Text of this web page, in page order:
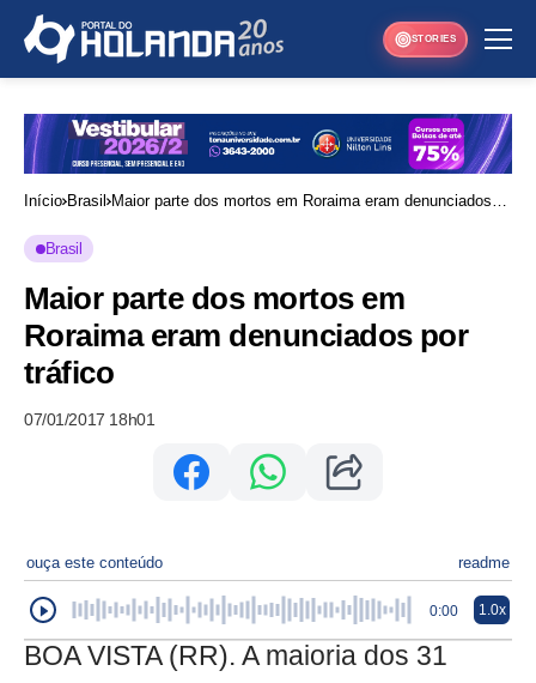
STORIES
Início Brasil
Maior parte dos mortos em Roraima eram denunciados
Brasil
Maior parte dos mortos em
Roraima eram denunciados por
tráfico
07/01/2017 18h01
ouça este conteúdo readme
0:00 1.0x
BOA VISTA (RR). A maioria dos 31